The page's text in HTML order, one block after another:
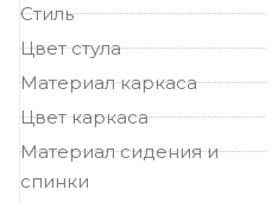
Стиль
Цвет стула
Материал каркаса
Цвет каркаса
Материал сидения и
спинки